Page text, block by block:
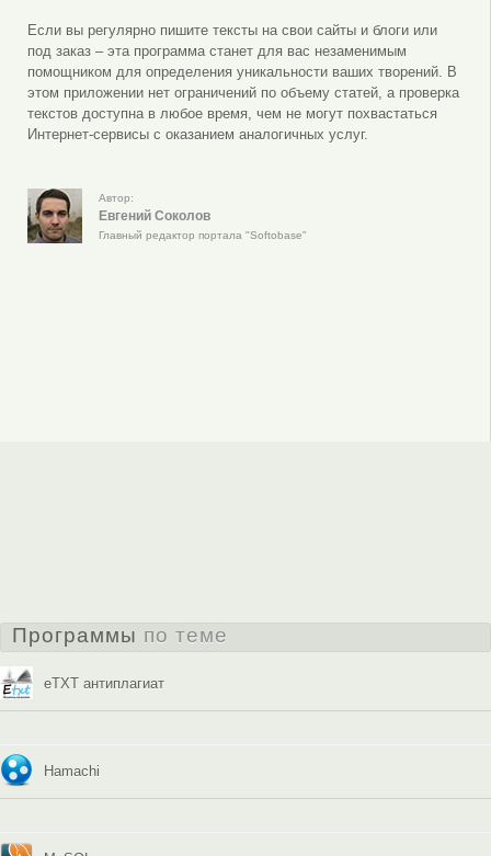
Если вы регулярно пишите тексты на свои сайты и блоги или
под заказ – эта программа станет для вас незаменимым
помощником для определения уникальности ваших творений. В
этом приложении нет ограничений по объему статей, а проверка
текстов доступна в любое время, чем не могут похвастаться
Интернет-сервисы с оказанием аналогичных услуг.
Автор:
Евгений Соколов
Главный редактор портала "Softobase"
Программы по теме
eTXT антиплагиат
Hamachi